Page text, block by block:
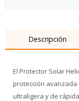
Descripción
El Protector Solar
protección
ultraligera y de